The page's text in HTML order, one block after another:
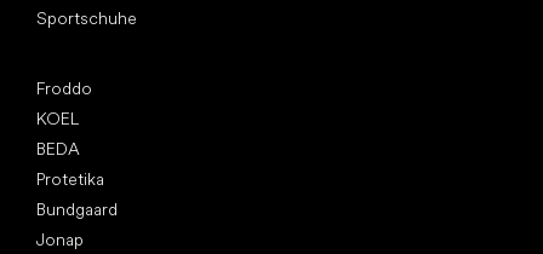
Sportschuhe
Froddo
KOEL
BEDA
Protetika
Bundgaard
Jonap